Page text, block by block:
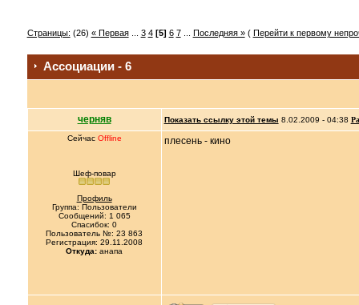
Страницы: (26) « Первая... 3 4 [5] 6 7... Последняя »( Перейти к первому
Ассоциации - 6
черняв Показать ссылку этой темы 8.02.2009 - 04:38
Сейчас Offline
Шеф-повар
Профиль
Группа: Пользователи
Сообщений: 1 065
Спасибок: 0
Пользователь №: 23 863
Регистрация: 29.11.2008
Откуда: анапа
плесень - кино